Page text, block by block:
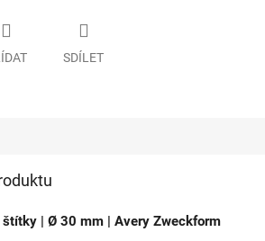
SDÍLET
| Ø 30 mm | Avery Zweckform